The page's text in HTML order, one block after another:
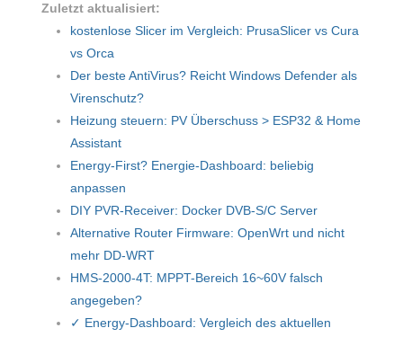
Zuletzt aktualisiert:
kostenlose Slicer im Vergleich: PrusaSlicer vs Cura
vs Orca
Der beste AntiVirus? Reicht Windows Defender als
Virenschutz?
Heizung steuern: PV Überschuss > ESP32 & Home
Assistant
Energy-First? Energie-Dashboard: beliebig
anpassen
DIY PVR-Receiver: Docker DVB-S/C Server
Alternative Router Firmware: OpenWrt und nicht
mehr DD-WRT
HMS-2000-4T: MPPT-Bereich 16~60V falsch
angegeben?
✓ Energy-Dashboard: Vergleich des aktuellen